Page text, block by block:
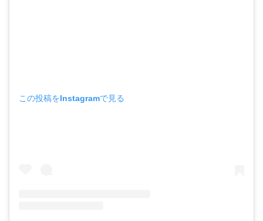
この投稿をInstagramで見る